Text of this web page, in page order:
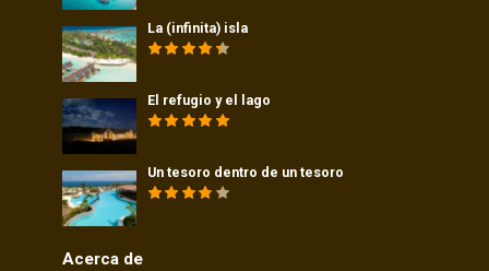
La (infinita) isla
El refugio y el lago
Un tesoro dentro de un tesoro
Acerca de